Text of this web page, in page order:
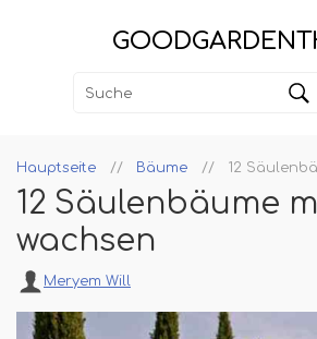
Hauptseite Bäume 12
12 Säulenbäume
wachsen
Meryem Will